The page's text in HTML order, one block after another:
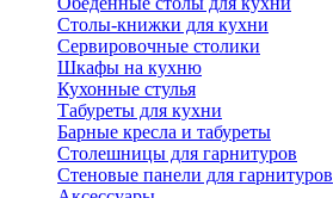
Столы-книжки для кухни
Сервировочные столики
Шкафы на кухню
Кухонные стулья
Табуреты для кухни
Барные кресла и табуреты
Столешницы для гарнитуров
Стеновые панели для гарнитуров